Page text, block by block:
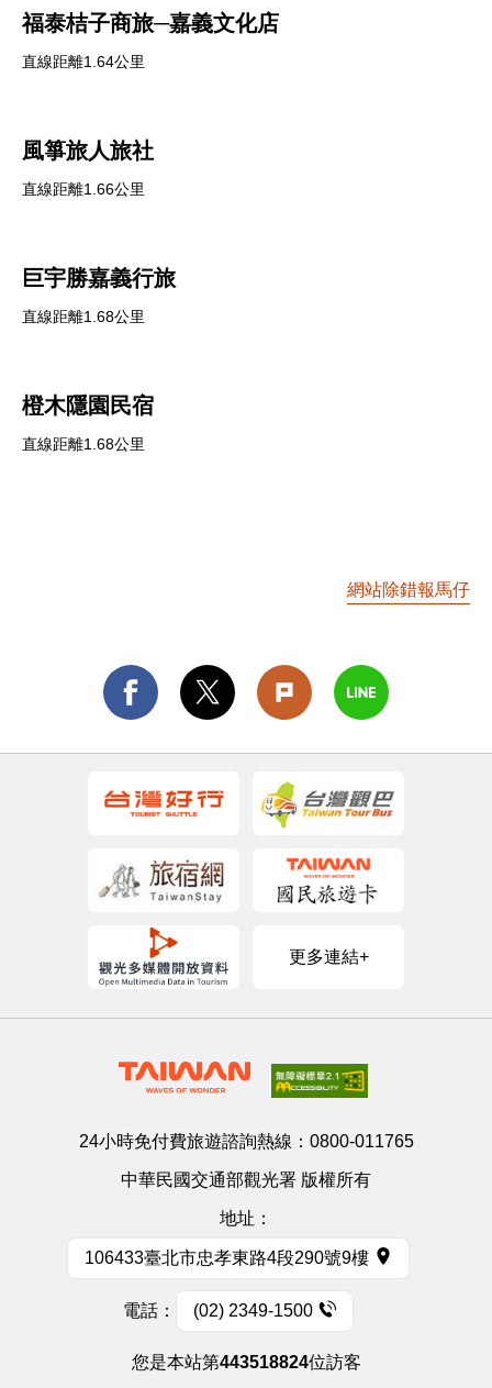
福泰桔子商旅─嘉義文化店
直線距離1.64公里
風箏旅人旅社
直線距離1.66公里
巨宇勝嘉義行旅
直線距離1.68公里
橙木隱園民宿
直線距離1.68公里
網站除錯報馬仔
更多連結+
24小時免付費旅遊諮詢熱線： 0800-011765
中華民國交通部觀光署 版權所有
地址：
106433臺北市忠孝東路4段290號9樓
電話： (02) 2349-1500
您是本站第443518824位訪客